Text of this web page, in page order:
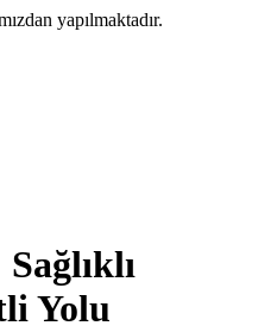
yapılmaktadır.
Yolu